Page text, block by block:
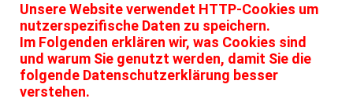
Unsere Website verwendet HTTP-Cookies um
nutzerspezifische Daten zu speichern.
Im Folgenden erklären wir, was Cookies sind
und warum Sie genutzt werden, damit Sie die
folgende Datenschutzerklärung besser
verstehen.